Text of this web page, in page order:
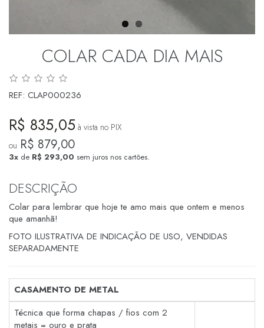
COLAR CADA DIA MAIS
REF: CLAP000236
R$ 835,05 à vista no PIX
ou R$ 879,00
3x de R$ 293,00 sem juros nos cartões.
DESCRIÇÃO
Colar para lembrar que hoje te amo mais que ontem e menos
que amanhã!
FOTO ILUSTRATIVA DE INDICAÇÃO DE USO, VENDIDAS
SEPARADAMENTE
CASAMENTO DE METAL
Técnica que forma chapas / fios com 2
metais = ouro e prata